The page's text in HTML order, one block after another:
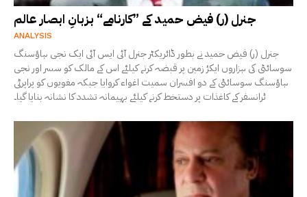
جنرل (ر) فیض حمید کے ”کارنامے“ بزبانِ ابصار عالم
ANALYSIS
جنرل (ر) فیض حمید نے بطور ڈائریکٹر جنرل آئی ایس آئی ایک نجی ہاؤسنگ
سوسائٹی کی ہزاروں ایکڑ زمین پر قبضہ کرنے کیلئے اس کے مالک کو سسر اور نجی
ہاؤسنگ سوسائٹی کے دو افسران سمیت اغواء کروایا جبکہ مغویوں کو پراپرٹی
ٹرانسفر کے کاغذات پر دستخط کرنے کیلئے بہیمانہ تشدد کا نشانہ بنایا گیا۔